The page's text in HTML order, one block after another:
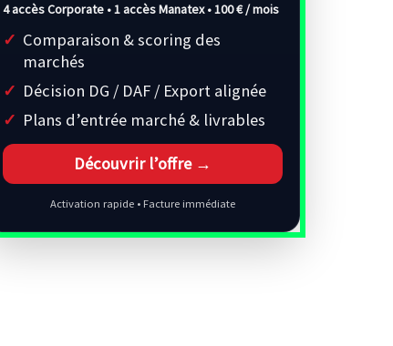
4 accès Corporate • 1 accès Manatex •100 € / mois
Comparaison & scoring des
marchés
Décision DG / DAF / Export alignée
Plans d’entrée marché & livrables
Découvrir l’offre →
Activation rapide • Facture immédiate